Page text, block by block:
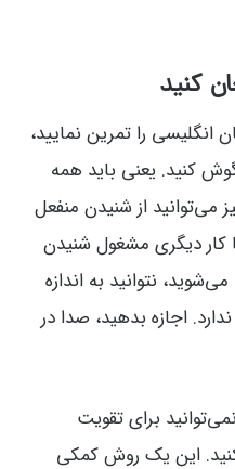
کنید
انگلیسی را تمرین نمایید،
کنید. یعنی باید همه
می‌توانید از شنیدن منفعل
کار دیگری مشغول شنیدن
نتوانید به اندازه
اجازه بدهید، صدا در
برای تقویت
کنید. این یک روش کمکی